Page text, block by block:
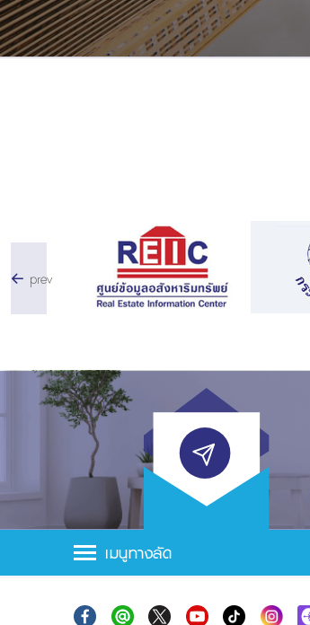
prev
เมนูทางลัด